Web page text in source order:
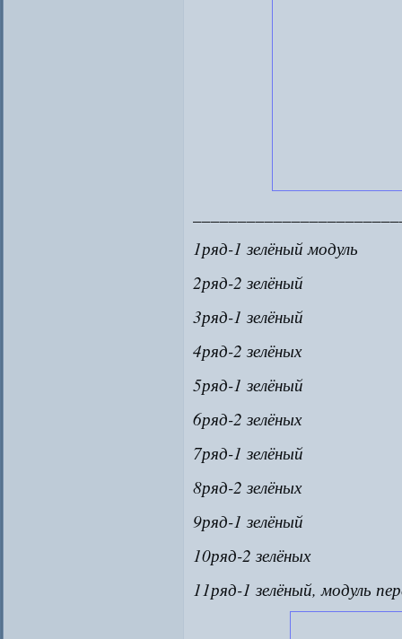
1ряд-1 зелёный модуль
2ряд-2 зелёный
3ряд-1 зелёный
4ряд-2 зелёных
5ряд-1 зелёный
6ряд-2 зелёных
7ряд-1 зелёный
8ряд-2 зелёных
9ряд-1 зелёный
10ряд-2 зелёных
11ряд-1 зелёный, модуль